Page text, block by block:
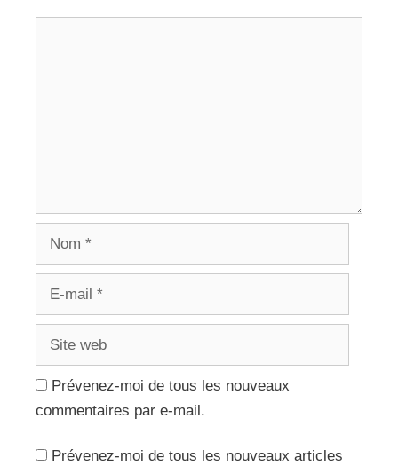
Prévenez-moi de tous les nouveaux
commentaires par e-mail.
Prévenez-moi de tous les nouveaux articles